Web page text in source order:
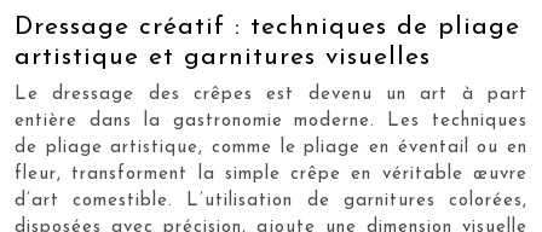
Dressage créatif : techniques de pliage
artistique et garnitures visuelles
Le dressage des crêpes est devenu un art à part
entière dans la gastronomie moderne. Les techniques
de pliage artistique, comme le pliage en éventail ou en
fleur, transforment la simple crêpe en véritable œuvre
d’art comestible. L’utilisation de garnitures colorées,
disposées avec précision, ajoute une dimension visuelle